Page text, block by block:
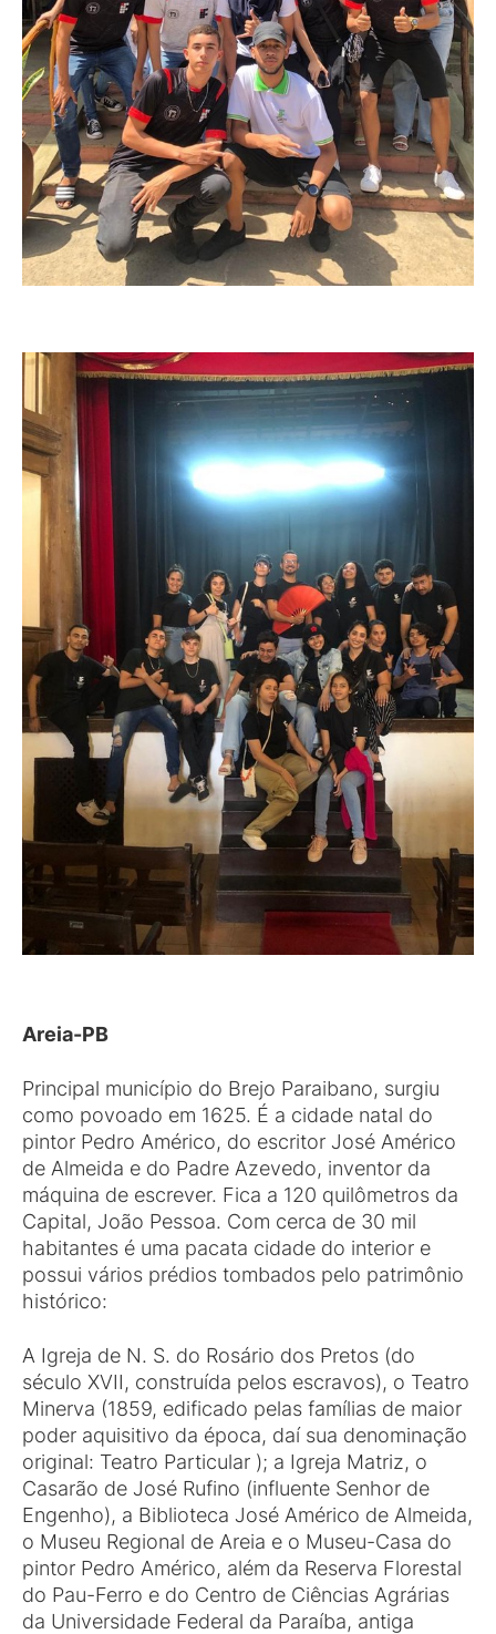
Areia-PB
Principal município do Brejo Paraibano, surgiu
como povoado em 1625. É a cidade natal do
pintor Pedro Américo, do escritor José Américo
de Almeida e do Padre Azevedo, inventor da
máquina de escrever. Fica a 120 quilômetros da
Capital, João Pessoa. Com cerca de 30 mil
habitantes é uma pacata cidade do interior e
possui vários prédios tombados pelo patrimônio
histórico:
A Igreja de N. S. do Rosário dos Pretos (do
século XVII, construída pelos escravos), o Teatro
Minerva (1859, edificado pelas famílias de maior
poder aquisitivo da época, daí sua denominação
original: Teatro Particular ); a Igreja Matriz, o
Casarão de José Rufino (influente Senhor de
Engenho), a Biblioteca José Américo de Almeida,
o Museu Regional de Areia e o Museu-Casa do
pintor Pedro Américo, além da Reserva Florestal
do Pau-Ferro e do Centro de Ciências Agrárias
da Universidade Federal da Paraíba, antiga